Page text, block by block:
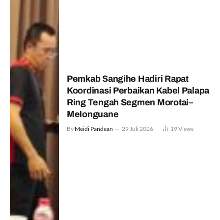
Pemkab Sangihe Hadiri Rapat
Koordinasi Perbaikan Kabel Palapa
Ring Tengah Segmen Morotai–
Melonguane
By Meidi Pandean 29 Juli 2026 19Views